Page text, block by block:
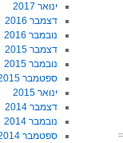
ינואר 2017
דצמבר 2016
נובמבר 2016
דצמבר 2015
נובמבר 2015
ספטמבר 2015
ינואר 2015
דצמבר 2014
נובמבר 2014
ספטמבר 2014